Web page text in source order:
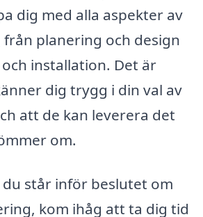
dig med alla aspekter av
planering och design
installation. Det är
dig trygg i din val av
att de kan leverera det
om.
du står inför beslutet om
kom ihåg att ta dig tid